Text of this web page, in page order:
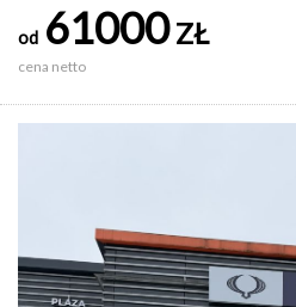
od 61000ZŁ
cena netto